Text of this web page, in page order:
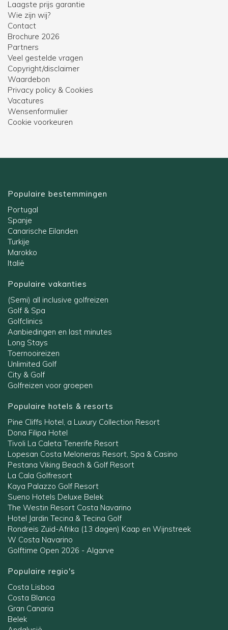
Laagste prijs garantie
Wie zijn wij?
Contact
Brochure 2026
Partners
Veel gestelde vragen
Copyright/disclaimer
Waardebon
Privacy policy & Cookies
Vacatures
Wensenformulier
Cookie voorkeuren
Populaire bestemmingen
Portugal
Spanje
Canarische Eilanden
Turkije
Marokko
Italië
Populaire vakanties
(Semi) all inclusive golfreizen
Golf & Spa
Golfclinics
Aanbiedingen en last minutes
Long Stays
Toernooireizen
Unlimited Golf
City & Golf
Golfreizen voor groepen
Populaire hotels & resorts
Pine Cliffs Hotel, a Luxury Collection Resort
Dona Filipa Hotel
Tivoli La Caleta Tenerife Resort
Lopesan Costa Meloneras Resort, Spa & Casino
Pestana Viking Beach & Golf Resort
La Cala Golfresort
Kaya Palazzo Golf Resort
Sueno Hotels Deluxe Belek
The Westin Resort Costa Navarino
Hotel Jardin Tecina & Tecina Golf
Rondreis Zuid-Afrika (13 dagen) Kaap en Wijnstreek
W Costa Navarino
Golftime Open 2026 - Algarve
Populaire regio's
Costa Lisboa
Costa Blanca
Gran Canaria
Belek